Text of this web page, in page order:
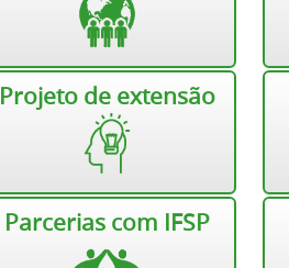
Projeto de extensão
Parcerias com IFSP